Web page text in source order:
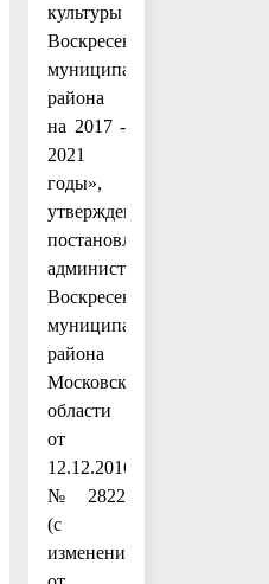
культуры
Воскресенского
муниципального
района
на 2017 -
2021
годы»,
утвержденную
постановлением
администрации
Воскресенского
муниципального
района
Московской
области
от
12.12.2016
№ 2822
(с
изменениями